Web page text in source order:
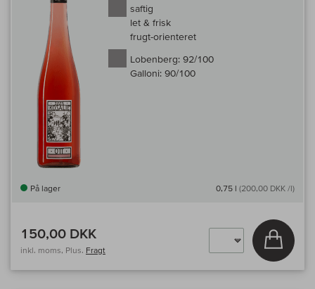
saftig
let & frisk
frugt-orienteret
Lobenberg: 92/100
Galloni: 90/100
På lager 0,75 l (200,00 DKK /l)
150,00 DKK
inkl. moms, Plus. Fragt
Læg i